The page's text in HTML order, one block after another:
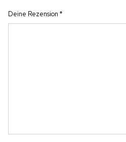
Deine Rezension *